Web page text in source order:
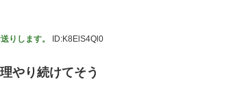
おまけ31 埋めネタ「17話舞台裏2 土産物市・当日」
りします。 ID:K8ElS4Ql0
やり続けてそう